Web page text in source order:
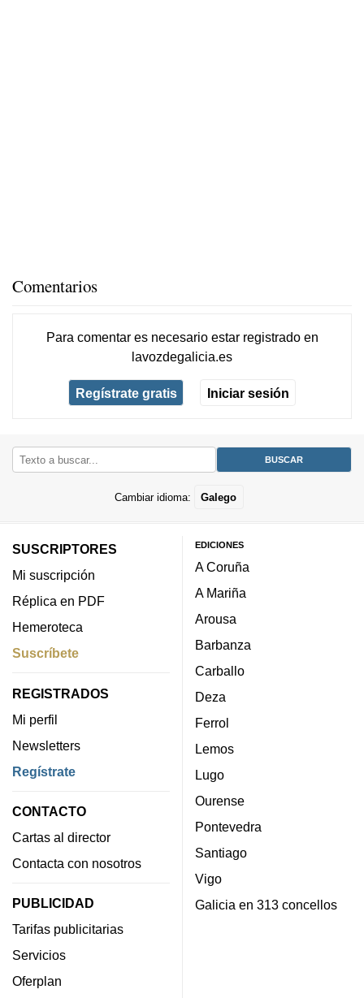
Comentarios
Para comentar es necesario estar registradoen
lavozdegalicia.es
Regístrate gratis Iniciar sesión
Cambiar idioma: Galego
SUSCRIPTORES
Mi suscripción
Réplica en PDF
Hemeroteca
Suscríbete
REGISTRADOS
Mi perfil
Newsletters
Regístrate
CONTACTO
Cartas al director
Contacta con nosotros
PUBLICIDAD
Tarifas publicitarias
Servicios
Oferplan
EDICIONES
A Coruña
A Mariña
Arousa
Barbanza
Carballo
Deza
Ferrol
Lemos
Lugo
Ourense
Pontevedra
Santiago
Vigo
Galicia en 313 concellos